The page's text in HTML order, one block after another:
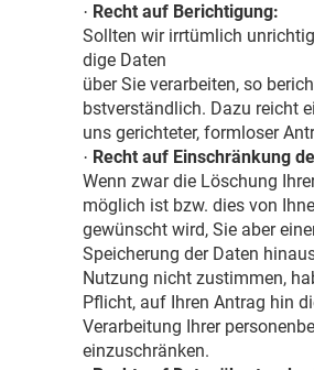
· Recht auf Berichtigung:
Sollten wir irrtümlich
dige Daten
über Sie verarbeiten, so
bstverständlich. Dazu reicht
uns gerichteter, formloser
· Recht auf Einschränkung
Wenn zwar die Löschung
möglich ist bzw. dies von
gewünscht wird, Sie aber
Speicherung der Daten
Nutzung nicht zustimmen,
Pflicht, auf Ihren Antrag hin
Verarbeitung Ihrer
einzuschränken.